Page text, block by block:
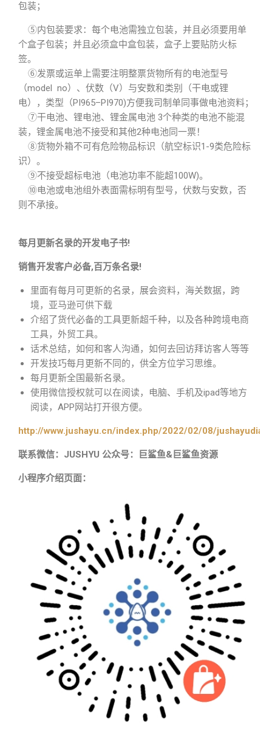
包装；
⑤内包装要求：每个电池需独立包装，并且必须要用单
个盒子包装；并且必须盒中盒包装，盒子上要贴防火标
签。
⑥发票或运单上需要注明整票货物所有的电池型号
（model no）、伏数（V）与安数和类别（干电或锂
电），类型（PI965–PI970)方便我司制单同事做电池资料；
⑦干电池、锂电池、锂金属电池 3个种类的电池不能混
装，锂金属电池不接受和其他2种电池同一票！
⑧货物外箱不可有危险物品标识（航空标识1-9类危险标
识）。
⑨不接受超标电池（电池功率不能超100W)。
⑩电池或电池组外表面需标明有型号，伏数与安数，否
则不承接。
每月更新名录的开发电子书!
销售开发客户必备,百万条名录!
里面有每月可更新的名录，展会资料，海关数据，跨
境，亚马逊可供下载
介绍了货代必备的工具更新超千种，以及各种跨境电商
工具，外贸工具。
话术总结，如何和客人沟通，如何去回访拜访客人等等
开发技巧每月更新不同的，供全方位学习思维。
每月更新全国最新名录。
使用微信授权就可以在阅读，电脑、手机及ipad等地方
阅读，APP网站打开很方便。
http://www.jushayu.cn/index.php/2022/02/08/
联系微信：JUSHYU 公众号：巨鲨鱼&巨鲨鱼资源
小程序介绍页面：